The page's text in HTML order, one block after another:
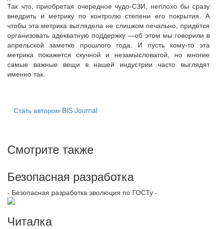
Так что, приобретая очередное чудо-СЗИ, неплохо бы сразу
внедрить и метрику по контролю степени его покрытия. А
чтобы эта метрика выглядела не слишком печально, придётся
организовать адекватную поддержку —об этом мы говорили в
апрельской заметке прошлого года. И пусть кому-то эта
метрика покажется скучной и незамысловатой, но многие
самые важные вещи в нашей индустрии часто выглядят
именно так.
Стать автором BIS Journal
Смотрите также
Безопасная разработка
- Безопасная разработка эволюция по ГОСТу -
Читалка